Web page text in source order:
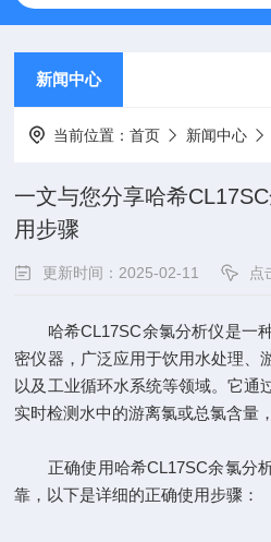
新闻中心
当前位置：首页 新闻中心
一文与您分享哈希
用步骤
更新时间：2025-02-11 点
哈希CL17SC余氯分析仪是一
密仪器，广泛应用于饮用水处理、
以及工业循环水系统等领域。它通
实时检测水中的游离氯或总氯含量
正确使用哈希CL17SC余氯分
靠，以下是详细的正确使用步骤：